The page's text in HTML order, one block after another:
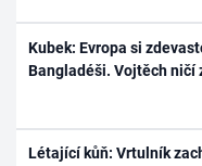
Kubek: Evropa si
Bangladéši. Vojtěch ničí
Létající kůň: Vrtulník